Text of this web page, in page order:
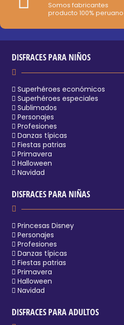
Somos fabricantes
producto 100% peruano
DISFRACES PARA NIÑOS
Superhéroes económicos
Superhéroes especiales
Sublimados
Personajes
Profesiones
Danzas típicas
Fiestas patrias
Primavera
Halloween
Navidad
DISFRACES PARA NIÑAS
Princesas Disney
Personajes
Profesiones
Danzas típicas
Fiestas patrias
Primavera
Halloween
Navidad
DISFRACES PARA ADULTOS